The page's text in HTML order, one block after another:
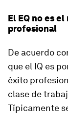
El EQ no es
profesional
De acuerdo
que el IQ es
éxito
clase de
Típicamente